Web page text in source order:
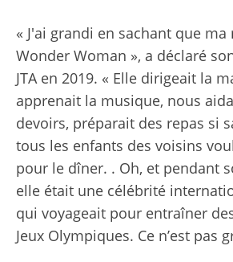
« J'ai grandi en sachant que
Wonder Woman », a déclaré
JTA en 2019. « Elle dirigeait la
apprenait la musique, nous
devoirs, préparait des repas si
tous les enfants des voisins
pour le dîner. . Oh, et pendant
elle était une célébrité
qui voyageait pour entraîner
Jeux Olympiques. Ce n’est pas